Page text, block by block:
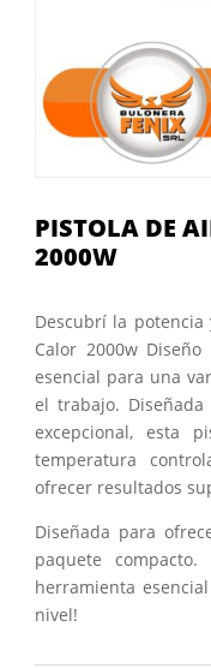
PISTOLA DE
2000W
Descubrí la potencia
Calor 2000w
esencial para una
el trabajo.
excepcional, esta
temperatura
ofrecer resultados
Diseñada para
paquete
herramienta
nivel!